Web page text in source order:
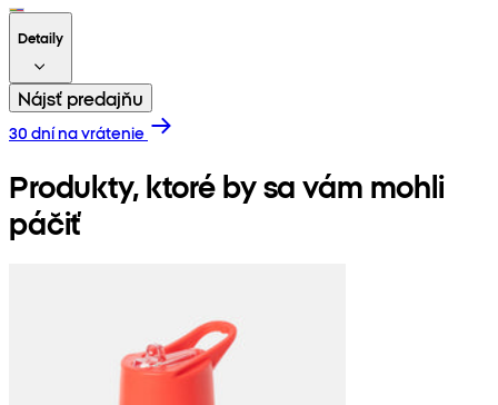
Detaily
Nájsť predajňu
30 dní na vrátenie
Produkty, ktoré by sa vám mohli
páčiť